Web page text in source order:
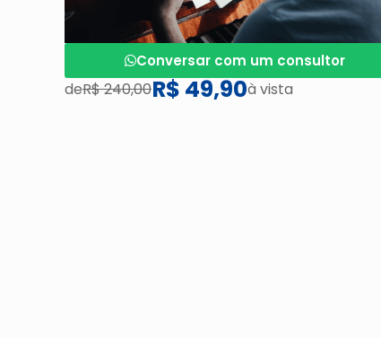
Conversar com um consultor
deR$ 240,00R$ 49,90à vista